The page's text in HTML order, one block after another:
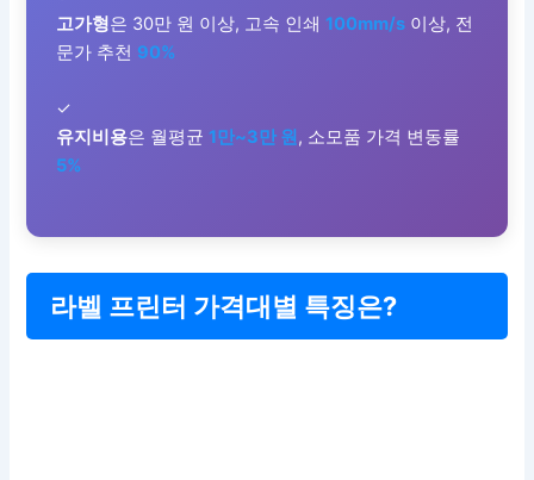
고가형은 30만 원 이상, 고속 인쇄 100mm/s 이상, 전
문가 추천 90%
✓
유지비용은 월평균 1만~3만 원, 소모품 가격 변동률
5%
라벨 프린터 가격대별 특징은?